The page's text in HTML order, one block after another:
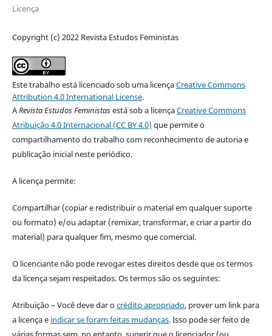
Licença
Copyright (c) 2022 Revista Estudos Feministas
Este trabalho está licenciado sob uma licençaCreative Commons
Attribution 4.0 International License.
ARevista Estudos Feministasestá sob a licençaCreative Commons
Atribuição 4.0 Internacional (CC BY 4.0) que permite o
compartilhamento do trabalho com reconhecimento de autoria e
publicação inicial neste periódico.
A licença permite:
Compartilhar (copiar e redistribuir o material em qualquer suporte
ou formato) e/ou adaptar (remixar, transformar, e criar a partir do
material) para qualquer fim, mesmo que comercial.
O licenciante não pode revogar estes direitos desde que os termos
da licença sejam respeitados. Os termos são os seguintes:
Atribuição – Você deve dar ocrédito apropriado, prover um link para
a licença e indicar se foram feitas mudanças. Isso pode ser feito de